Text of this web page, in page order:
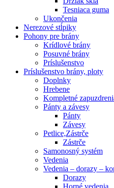
Tesniaca guma
Ukončenia
Nerezové stĺpiky
Pohony pre brány
Krídlové brány
Posuvné brány
Príslušenstvo
Príslušenstvo brány, ploty
Doplnky
Hrebene
Kompletné
Pánty a závesy
Pánty
Závesy
Petlice,Zástrče
Zástrče
Samonosný systém
Vedenia
Vedenia – dorazy –
Dorazy
Horné vedenia